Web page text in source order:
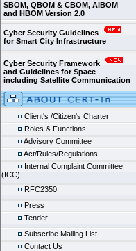
SBOM, QBOM & CBOM, AIBOM
and HBOM Version 2.0
Cyber Security Guidelines
for Smart City Infrastructure
Cyber Security Framework
and Guidelines for Space
including Satellite Communication
Client's /Citizen's Charter
Roles & Functions
Advisory Committee
Act/Rules/Regulations
Internal Complaint Committee
(ICC)
RFC2350
Press
Tender
Subscribe Mailing List
Contact Us